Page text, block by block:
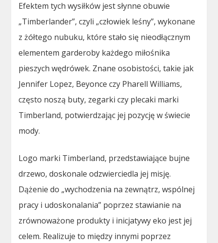
Efektem tych wysiłków jest słynne obuwie
„Timberlander”, czyli „człowiek leśny”, wykonane
z żółtego nubuku, które stało się nieodłącznym
elementem garderoby każdego miłośnika
pieszych wędrówek. Znane osobistości, takie jak
Jennifer Lopez, Beyonce czy Pharell Williams,
często noszą buty, zegarki czy plecaki marki
Timberland, potwierdzając jej pozycję w świecie
mody.
Logo marki Timberland, przedstawiające bujne
drzewo, doskonale odzwierciedla jej misję.
Dążenie do „wychodzenia na zewnątrz, wspólnej
pracy i udoskonalania” poprzez stawianie na
zrównoważone produkty i inicjatywy eko jest jej
celem. Realizuje to między innymi poprzez